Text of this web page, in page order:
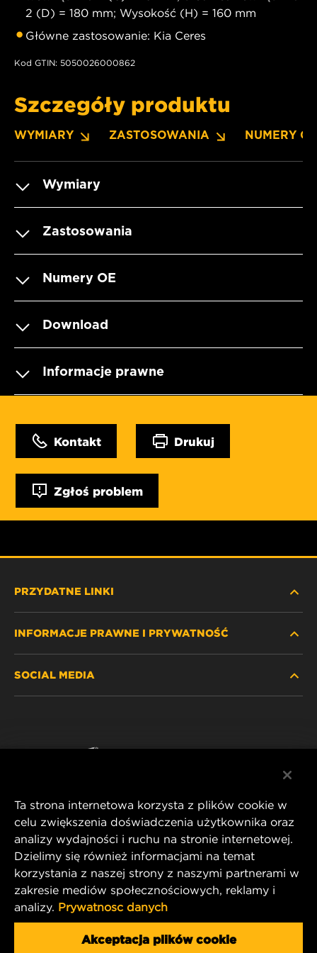
2 (D) = 180 mm; Wysokość (H) = 160 mm
Główne zastosowanie: Kia Ceres
Kod GTIN: 5050026000862
Szczegóły produktu
WYMIARY ZASTOSOWANIA NUMERY OE
Wymiary
Zastosowania
Numery OE
Download
Informacje prawne
Kontakt Drukuj
Zgłoś problem
PRZYDATNE LINKI
GDZIE KUPIĆ
INFORMACJE PRAWNE I PRYWATNOŚĆ
SOCIAL MEDIA
MANN+HUMMEL FT Poland
ul. Wrocławska 145,
63-800 GOSTYŃ, POLAND
Tel. +48 65 572 89 00
E-mail: info@mann-hummel.com
MANN+HUMMEL GROUP
Ta strona internetowa korzysta z plików cookie w
celu zwiększenia doświadczenia użytkownika oraz
analizy wydajności i ruchu na stronie internetowej.
Dzielimy się również informacjami na temat
korzystania z naszej strony z naszymi partnerami w
zakresie mediów społecznościowych, reklamy i
analizy. Prywatnosc danych
Akceptacja plików cookie